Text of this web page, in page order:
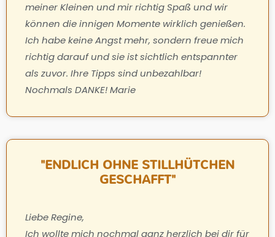
meiner Kleinen und mir richtig Spaß und wir
können die innigen Momente wirklich genießen.
Ich habe keine Angst mehr, sondern freue mich
richtig darauf und sie ist sichtlich entspannter
als zuvor. Ihre Tipps sind unbezahlbar!
Nochmals DANKE! Marie
"ENDLICH OHNE STILLHÜTCHEN
GESCHAFFT"
Liebe Regine,
Ich wollte mich nochmal ganz herzlich bei dir für